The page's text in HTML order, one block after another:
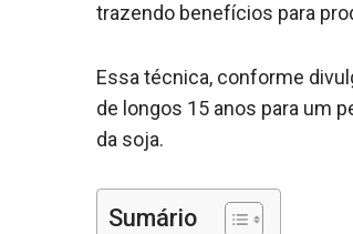
trazendo benefícios para
Essa técnica, conforme
de longos 15 anos para um
da soja.
Sumário